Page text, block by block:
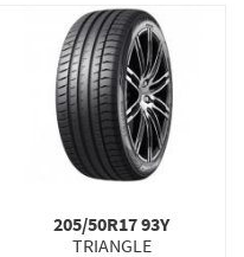
205/50R17 93Y
TRIANGLE